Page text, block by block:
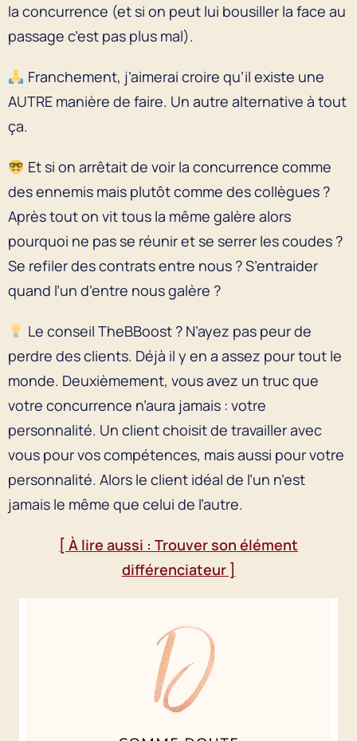
la concurrence (et si on peut lui bousiller la face au
passage c’est pas plus mal).
Franchement, j’aimerai croire qu’il existe une
AUTRE manière de faire. Un autre alternative à tout
ça.
Et si on arrêtait de voir la concurrence comme
des ennemis mais plutôt comme des collègues ?
Après tout on vit tous la même galère alors
pourquoi ne pas se réunir et se serrer les coudes ?
Se refiler des contrats entre nous ? S’entraider
quand l’un d’entre nous galère ?
Le conseil TheBBoost ? N’ayez pas peur de
perdre des clients. Déjà il y en a assez pour tout le
monde. Deuxièmement, vous avez un truc que
votre concurrence n’aura jamais : votre
personnalité. Un client choisit de travailler avec
vous pour vos compétences, mais aussi pour votre
personnalité. Alors le client idéal de l’un n’est
jamais le même que celui de l’autre.
[ À lire aussi : Trouver son élément
différenciateur ]